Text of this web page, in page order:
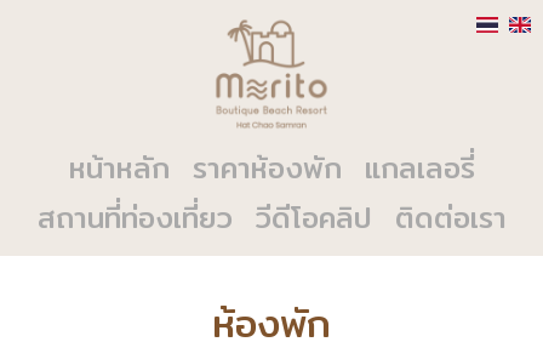
หน้าหลัก ราคาห้องพัก แกลเลอรี่
สถานที่ท่องเที่ยว วีดีโอคลิป ติดต่อเรา
ห้องพัก